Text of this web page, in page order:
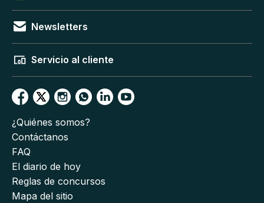
Newsletters
Servicio al cliente
¿Quiénes somos?
Contáctanos
FAQ
El diario de hoy
Reglas de concursos
Mapa del sitio